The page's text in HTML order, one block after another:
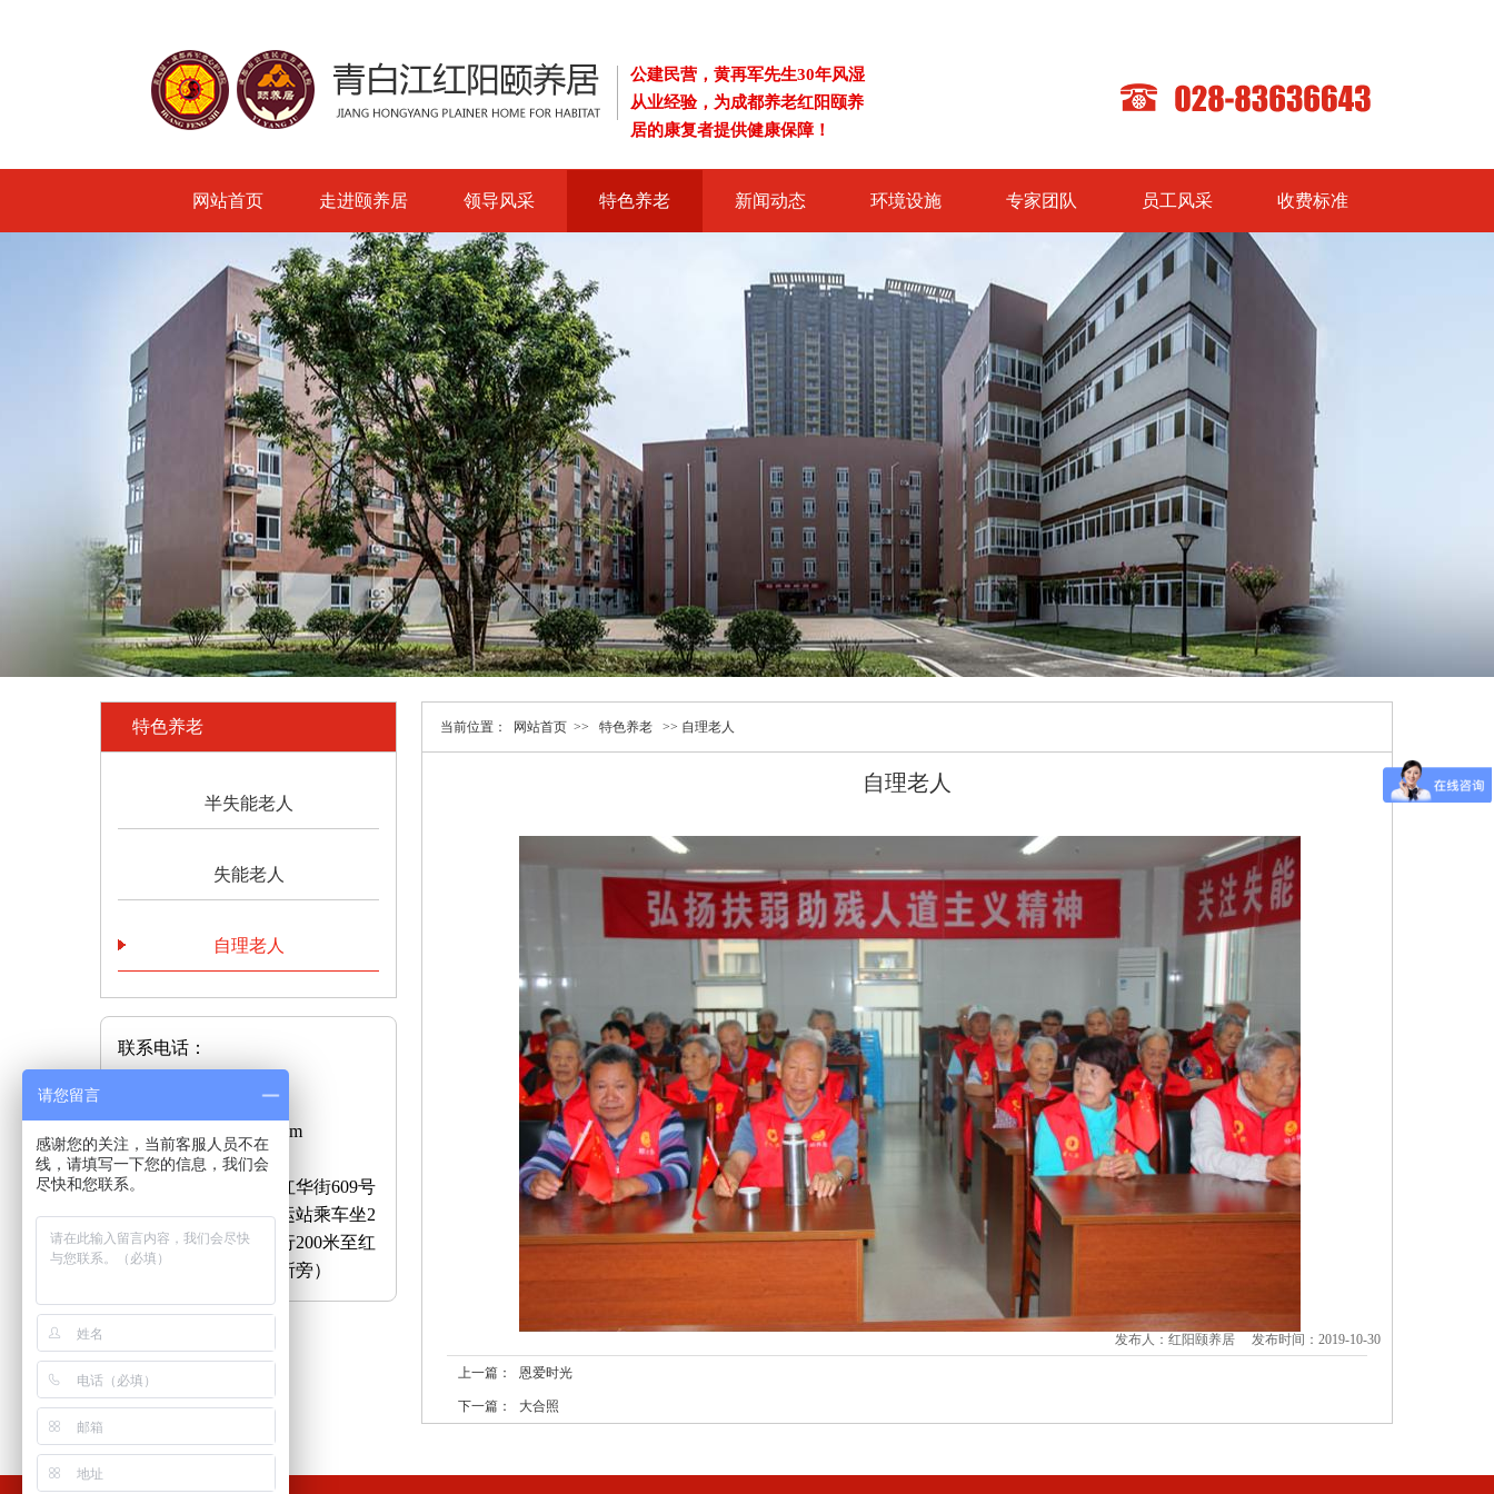
公建民营，黄再军先生30年风湿
从业经验，为成都养老红阳颐养
居的康复者提供健康保障！
网站首页 走进颐养居 领导风采 特色养老 新闻动态 环境设施 专家团队 员工风采 收费标准
特色养老
半失能老人
失能老人
自理老人
联系电话：
028-83636643
512020131@qq.com
联系地址：
成都市青白江区红华街609号
乘车路线：青白江客运站乘车坐2
路至华逸路口下车步行200米至红
阳颐养居（大弯工商所旁）
当前位置： 网站首页 >> 特色养老 >> 自理老人
自理老人
发布人：红阳颐养居 发布时间：2019-10-30
上一篇： 恩爱时光
下一篇： 大合照
请您留言
感谢您的关注，当前客服人员不在
线，请填写一下您的信息，我们会
尽快和您联系。